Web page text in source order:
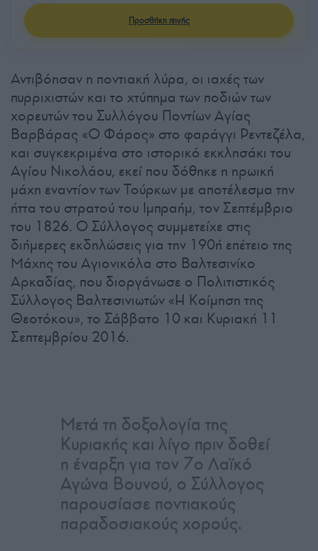
Προσθήκη πηγής
Αντιβόησαν η ποντιακή λύρα, οι ιαχές των
πυρριχιστών και το χτύπημα των ποδιών των
χορευτών του Συλλόγου Ποντίων Αγίας
Βαρβάρας «Ο Φάρος» στο φαράγγι Ρεντεζέλα,
και συγκεκριμένα στο ιστορικό εκκλησάκι του
Αγίου Νικολάου, εκεί που δόθηκε η ηρωική
μάχη εναντίον των Τούρκων με αποτέλεσμα την
ήττα του στρατού του Ιμπραήμ, τον Σεπτέμβριο
του 1826. Ο Σύλλογος συμμετείχε στις
διήμερες εκδηλώσεις για την 190ή επέτειο της
Μάχης του Αγιονικόλα στο Βαλτεσινίκο
Αρκαδίας, που διοργάνωσε ο Πολιτιστικός
Σύλλογος Βαλτεσινιωτών «Η Κοίμηση της
Θεοτόκου», το Σάββατο 10 και Κυριακή 11
Σεπτεμβρίου 2016.
Μετά τη δοξολογία της
Κυριακής και λίγο πριν δοθεί
η έναρξη για τον 7ο Λαϊκό
Αγώνα Βουνού, ο Σύλλογος
παρουσίασε ποντιακούς
παραδοσιακούς χορούς.